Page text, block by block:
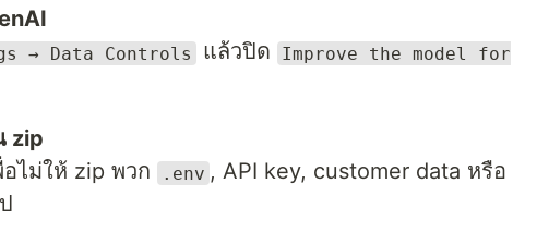
→ Data Controls แล้วปิด
Improve the model for
zip
อไม่ให้ zip พวก .env , API key, customer data หรือ